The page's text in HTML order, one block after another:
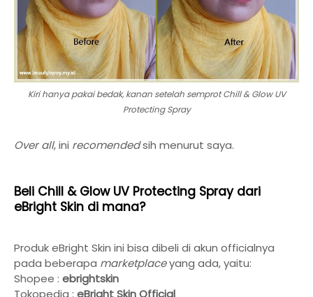
Kiri hanya pakai bedak, kanan setelah semprot Chill & Glow UV
Protecting Spray
Over all, ini recomendedsih menurut saya.
Beli Chill & Glow UV Protecting Spray dari
eBright Skin di mana?
Produk eBright Skin ini bisa dibeli di akun officialnya
pada beberapa marketplaceyang ada, yaitu:
Shopee : ebrightskin